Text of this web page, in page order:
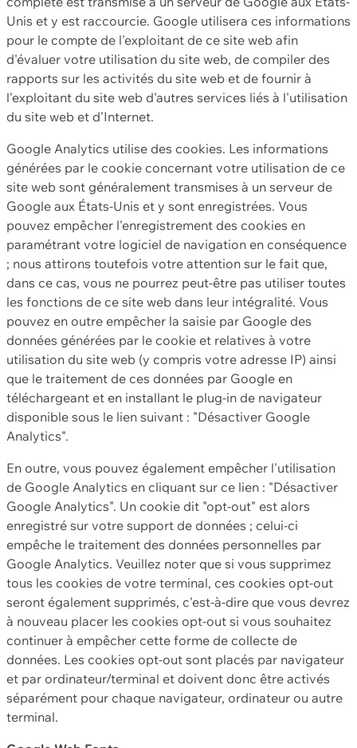
Unis et y est raccourcie. Google utilisera ces informations
pour le compte de l'exploitant de ce site web afin
d'évaluer votre utilisation du site web, de compiler des
rapports sur les activités du site web et de fournir à
l'exploitant du site web d'autres services liés à l'utilisation
du site web et d'Internet.
Google Analytics utilise des cookies. Les informations
générées par le cookie concernant votre utilisation de ce
site web sont généralement transmises à un serveur de
Google aux États-Unis et y sont enregistrées. Vous
pouvez empêcher l'enregistrement des cookies en
paramétrant votre logiciel de navigation en conséquence
; nous attirons toutefois votre attention sur le fait que,
dans ce cas, vous ne pourrez peut-être pas utiliser toutes
les fonctions de ce site web dans leur intégralité. Vous
pouvez en outre empêcher la saisie par Google des
données générées par le cookie et relatives à votre
utilisation du site web (y compris votre adresse IP) ainsi
que le traitement de ces données par Google en
téléchargeant et en installant le plug-in de navigateur
disponible sous le lien suivant : "Désactiver Google
Analytics".
En outre, vous pouvez également empêcher l'utilisation
de Google Analytics en cliquant sur ce lien : "Désactiver
Google Analytics". Un cookie dit "opt-out" est alors
enregistré sur votre support de données ; celui-ci
empêche le traitement des données personnelles par
Google Analytics. Veuillez noter que si vous supprimez
tous les cookies de votre terminal, ces cookies opt-out
seront également supprimés, c'est-à-dire que vous devrez
à nouveau placer les cookies opt-out si vous souhaitez
continuer à empêcher cette forme de collecte de
données. Les cookies opt-out sont placés par navigateur
et par ordinateur/terminal et doivent donc être activés
séparément pour chaque navigateur, ordinateur ou autre
terminal.